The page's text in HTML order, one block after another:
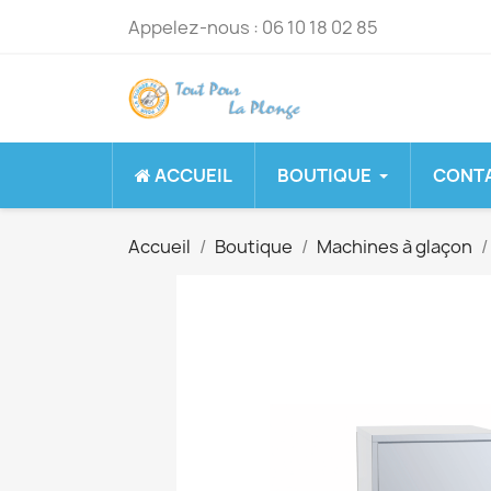
Appelez-nous : 06 10 18 02 85
ACCUEIL BOUTIQUE
Accueil Boutique Machines à glaçon